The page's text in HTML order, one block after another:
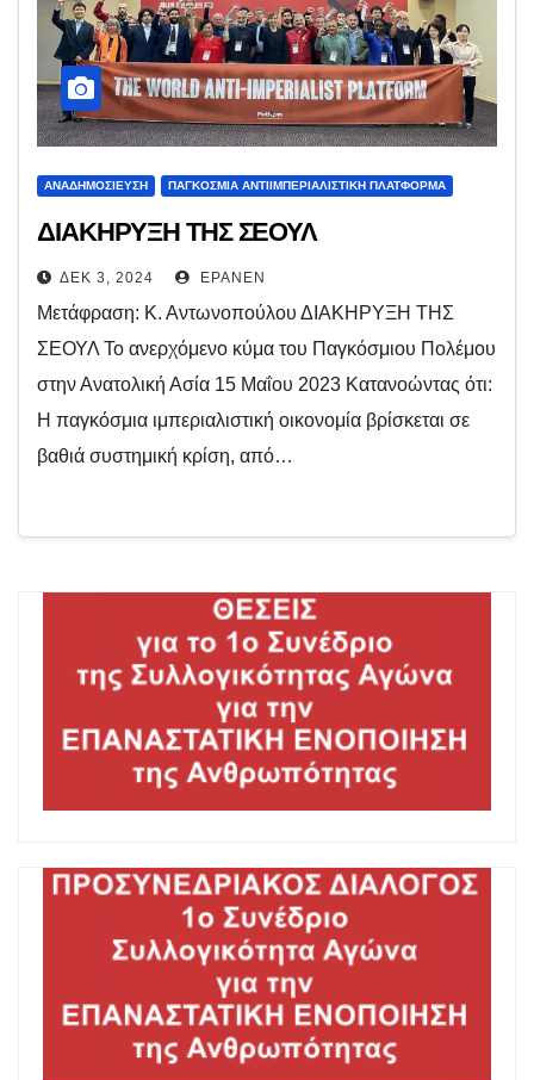
ΑΝΑΔΗΜΟΣΊΕΥΣΗ ΠΑΓΚΌΣΜΙΑ ΑΝΤΙΙΜΠΕΡΙΑΛΙΣΤΙΚΉ ΠΛΑΤΦΌΡΜΑ
ΔΙΑΚΗΡΥΞΗ ΤΗΣ ΣΕΟΥΛ
ΔΕΚ 3, 2024 EPANEN
Μετάφραση: Κ. Αντωνοπούλου ΔΙΑΚΗΡΥΞΗ ΤΗΣ
ΣΕΟΥΛ Το ανερχόμενο κύμα του Παγκόσμιου Πολέμου
στην Ανατολική Ασία 15 Μαΐου 2023 Κατανοώντας ότι:
Η παγκόσμια ιμπεριαλιστική οικονομία βρίσκεται σε
βαθιά συστημική κρίση, από…